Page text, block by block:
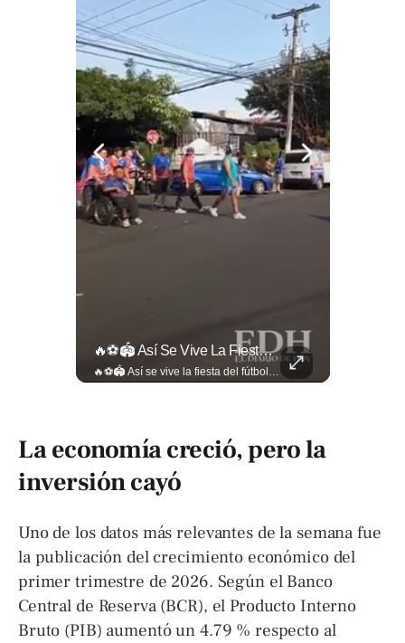
🔥⚽🏟️ Así Se Vive La Fiesta Del Fútbol Salvadoreño: La Pasión De Tigrillos Y Aguiluchos Ya Enciende El Ambiente Previo A La Gran Final Entre...
La economía creció, pero la
inversión cayó
Uno de los datos más relevantes de la semana fue
la publicación del crecimiento económico del
primer trimestre de 2026. Según el Banco
Central de Reserva (BCR), el Producto Interno
Bruto (PIB) aumentó un 4.79 % respecto al